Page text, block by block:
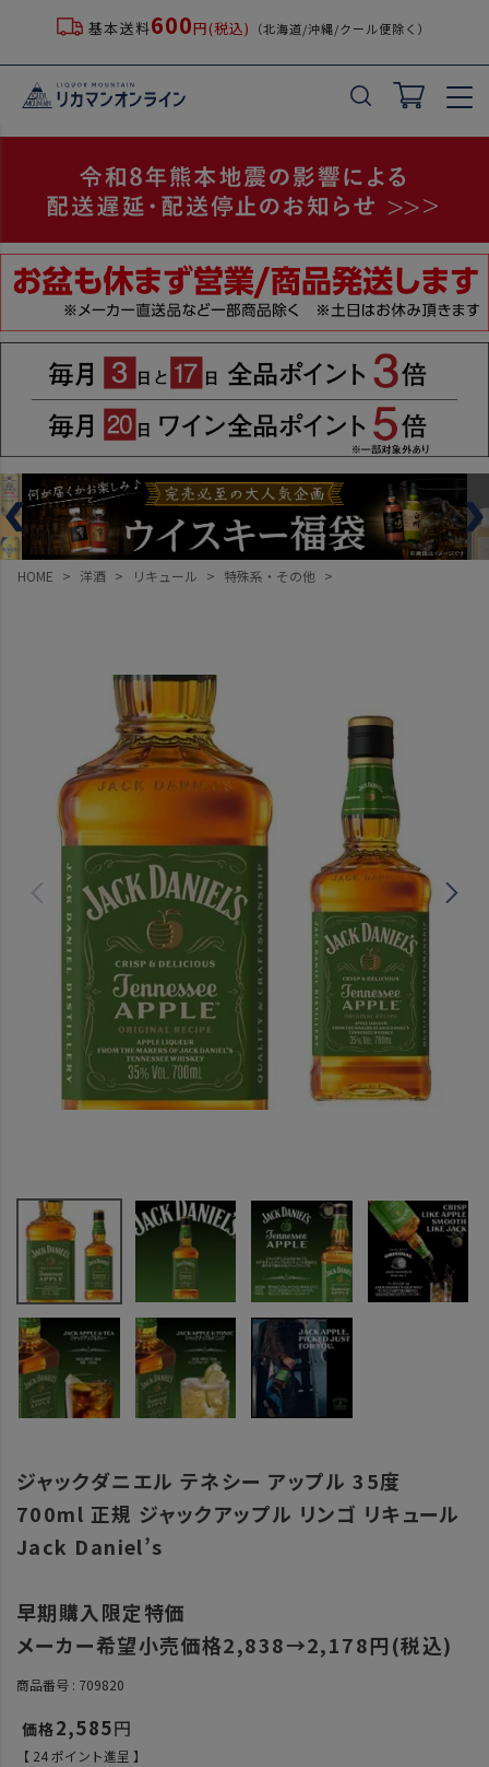
基本送料600円(税込) （北海道/沖縄/クール便除く）
HOME 洋酒 リキュール 特殊系・その他
ジャックダニエル テネシー アップル 35度
700ml 正規 ジャックアップル リンゴ リキュール
Jack Daniel’s
早期購入限定特価
メーカー希望小売価格2,838→2,178円(税込)
商品番号 709820
2,585
【 24ポイント進呈 】